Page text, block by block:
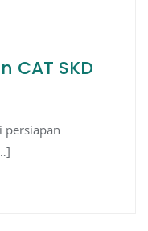
CAT SKD
persiapan